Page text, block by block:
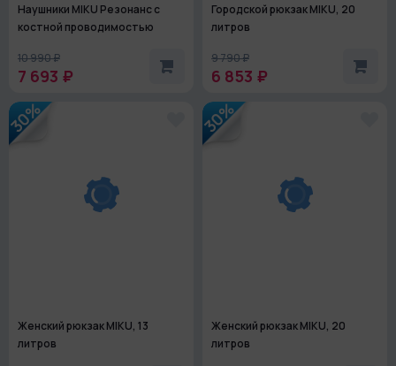
Наушники MIKU Резонанс с
костной проводимостью
10 990 ₽
7 693 ₽
Городской рюкзак MIKU, 20
литров
9 790 ₽
6 853 ₽
30%
Женский рюкзак MIKU, 13
литров
30%
Женский рюкзак MIKU, 20
литров